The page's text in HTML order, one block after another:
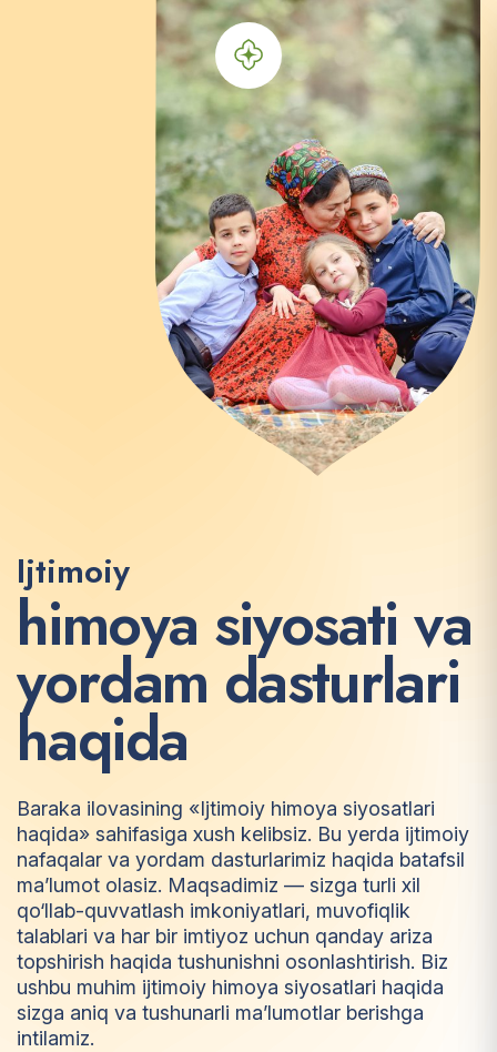
Ijtimoiy
himoya siyosati va
yordam dasturlari
haqida
Baraka ilovasining «Ijtimoiy himoya siyosatlari
haqida» sahifasiga xush kelibsiz. Bu yerda ijtimoiy
nafaqalar va yordam dasturlarimiz haqida batafsil
ma’lumot olasiz. Maqsadimiz — sizga turli xil
qo‘llab-quvvatlash imkoniyatlari, muvofiqlik
talablari va har bir imtiyoz uchun qanday ariza
topshirish haqida tushunishni osonlashtirish. Biz
ushbu muhim ijtimoiy himoya siyosatlari haqida
sizga aniq va tushunarli ma’lumotlar berishga
intilamiz.